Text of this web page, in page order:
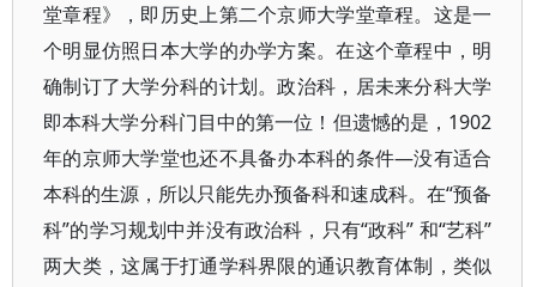
堂章程》，即历史上第二个京师大学堂章程。这是一
个明显仿照日本大学的办学方案。在这个章程中，明
确制订了大学分科的计划。政治科，居未来分科大学
即本科大学分科门目中的第一位！但遗憾的是，1902
年的京师大学堂也还不具备办本科的条件—没有适合
本科的生源，所以只能先办预备科和速成科。在“预备
科”的学习规划中并没有政治科，只有“政科” 和“艺科”
两大类，这属于打通学科界限的通识教育体制，类似